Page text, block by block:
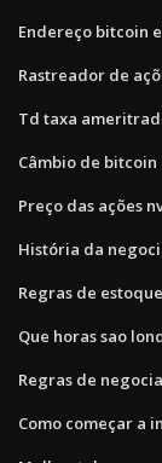
Endereço bitcoin
Rastreador de
Td taxa
Câmbio de bitcoin
Preço das ações
História da
Regras de
Que horas sao
Regras de
Como começar a